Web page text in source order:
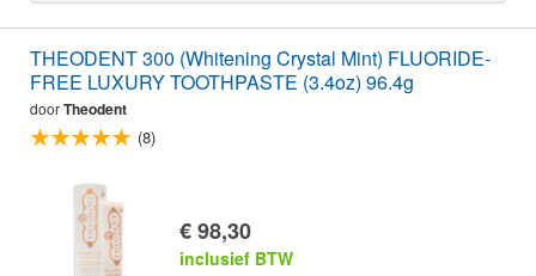
THEODENT 300 (Whitening Crystal Mint) FLUORIDE-
FREE LUXURY TOOTHPASTE (3.4oz) 96.4g
doorTheodent
(8)
€ 98,30
inclusief BTW